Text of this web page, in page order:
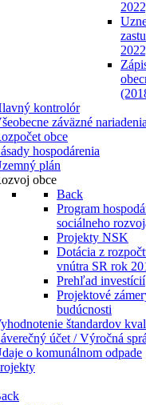
kontrolór
záväzné nariadenia
obce
hospodárenia
plán
obce
Back
Program
sociálneho
Projekty NSK
Dotácia z
vnútra SR rok
Prehľad investícií
Projektové
budúcnosti
štandardov
účet / Výročná
o komunálnom odpade